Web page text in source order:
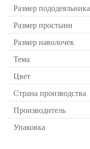
Размер пододеяльника
Размер простыни
Размер наволочек
Тема
Цвет
Страна производства
Производитель
Упаковка